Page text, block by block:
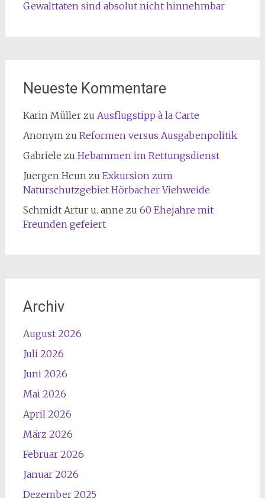
Gewalttaten sind absolut nicht hinnehmbar
Neueste Kommentare
Karin Müllerzu Ausflugstipp à la Carte
Anonym zu Reformen versus Ausgabenpolitik
Gabriele zu Hebammen im Rettungsdienst
Juergen Heun zu Exkursion zum
Naturschutzgebiet Hörbacher Viehweide
Schmidt Artur u. anne zu 60 Ehejahre mit
Freunden gefeiert
Archiv
August 2026
Juli 2026
Juni 2026
Mai 2026
April 2026
März 2026
Februar 2026
Januar 2026
Dezember 2025